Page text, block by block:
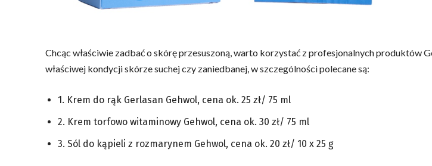
Chcąc właściwie zadbać o skórę przesuszoną, warto korzystać z profesjonalnych produktów
właściwej kondycji skórze suchej czy zaniedbanej, w szczególności polecane są:
1. Krem do rąk Gerlasan Gehwol, cena ok. 25 zł/ 75 ml
2. Krem torfowo witaminowy Gehwol, cena ok. 30 zł/ 75 ml
3. Sól do kąpieli z rozmarynem Gehwol, cena ok. 20 zł/ 10 x 25 g